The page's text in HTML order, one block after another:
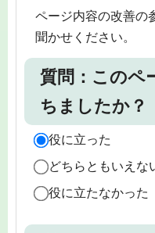
ページ内容の改善の
聞かせください。
質問：このペ
ちましたか？
役に立った
どちらともいえな
役に立たなかった